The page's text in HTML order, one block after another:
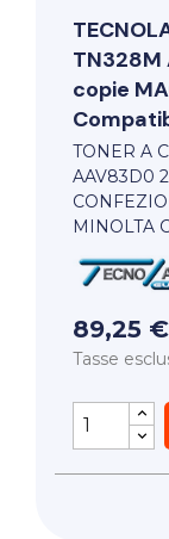
copie
TONER A
AAV83D0
MINOLTA
89,25 €
Tasse